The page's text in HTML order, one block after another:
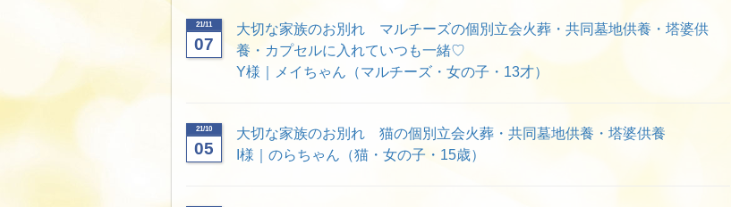
21/11
07
大切な家族のお別れ マルチーズの個別立会火葬・共同墓地供養・塔婆供
養・カプセルに入れていつも一緒♡
Y様｜メイちゃん（マルチーズ・女の子・13才）
21/10
05
大切な家族のお別れ 猫の個別立会火葬・共同墓地供養・塔婆供養
I様｜のらちゃん（猫・女の子・15歳）